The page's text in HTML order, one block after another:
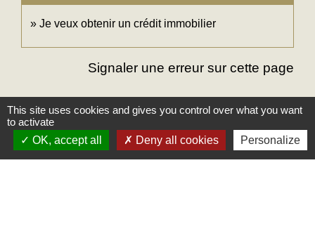
Je veux obtenir un crédit immobilier
Signaler une erreur sur cette page
Mairie
This site uses cookies and gives you control over what you want
to activate
OK, accept all
Deny all cookies Personalize